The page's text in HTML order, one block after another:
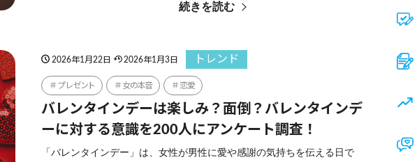
続きを読む
2026年1月22日 2026年1月3日 トレンド
プレゼント 女の本音 恋愛
バレンタインデーは楽しみ？面倒？バレンタインデ
ーに対する意識を200人にアンケート調査！
「バレンタインデー」は、女性が男性に愛や感謝の気持ちを伝える日で